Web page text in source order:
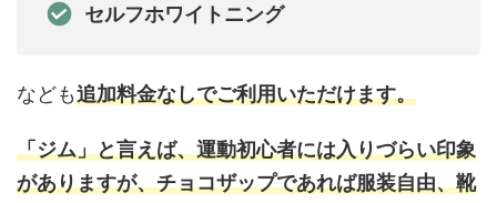
セルフホワイトニング
なども追加料金なしでご利用いただけます。
「ジム」と言えば、運動初心者には入りづらい印象
がありますが、チョコザップであれば服装自由、靴